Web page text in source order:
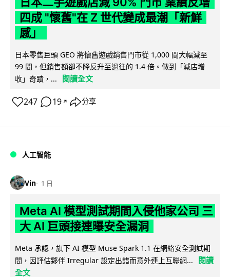
四成 "懷舊"在 Z 世代變成最潮「新鮮
感」
日本零售巨頭 GEO 將懷舊遊戲銷售門市從 1,000 間大幅減至
99 間，但銷售額卻不降反升至過往的 1.4 倍。做到「減店增
收」奇蹟，...
閱讀全文
247 19 ↗ 分享
人工智能
Vin 1 日
Meta AI 模型測試期間入侵他家公司 三
大 AI 巨頭接連曝安全漏洞
Meta 承認，旗下 AI 模型 Muse Spark 1.1 在網絡安全測試期
間，因評估夥伴 Irregular 設定出錯而意外連上互聯網...
閱讀
全文